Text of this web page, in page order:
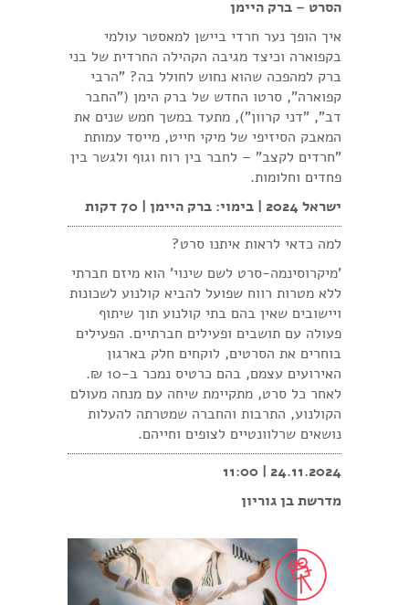
הסרט – ברק היימן
איך הופך נער חרדי ביישן למאסטר עולמי
בקפוארה וכיצד מגיבה הקהילה החרדית של בני
ברק למהפכה שהוא נחוש לחולל בה? "הרבי
קפוארה", סרטו החדש של ברק הימן ("החבר
דב", "דני קרוון"), מתעד במשך חמש שנים את
המאבק הסיזיפי של מיקי חייט, מייסד עמותת
"חרדים לקצב" – לחבר בין רוח וגוף ולגשר בין
פחדים וחלומות.
ישראל 2024 | בימוי: ברק היימן | 70 דקות
למה כדאי לראות איתנו סרט?
'מיקרוסינמה-סרט לשם שינוי' הוא מיזם חברתי
ללא מטרות רווח שפועל להביא קולנוע לשכונות
ויישובים שאין בהם בתי קולנוע תוך שיתוף
פעולה עם תושבים ופעילים חברתיים. הפעילים
בוחרים את הסרטים, לוקחים חלק בארגון
האירועים עצמם, בהם כרטיס נמכר ב-10 ₪.
לאחר כל סרט, מתקיימת שיחה עם מנחה מעולם
הקולנוע, התרבות והחברה שמטרתה להעלות
נושאים שרלוונטיים לצופים וחייהם.
24.11.2024 | 11:00
מדרשת בן גוריון